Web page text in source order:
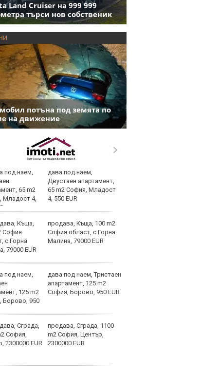
Land Cruiser на 999 999
търси нов собственик
потъна под земята по
на движение
дава под наем,
Двустаен апартамент,
65 m2 София, Младост
4, 550 EUR
продава, Къща, 100 m2
София област, с.Горна
Малина, 79000 EUR
дава под наем, Тристаен
апартамент, 125 m2
София, Борово, 950 EUR
продава, Сграда, 1100
m2 София, Център,
2300000 EUR